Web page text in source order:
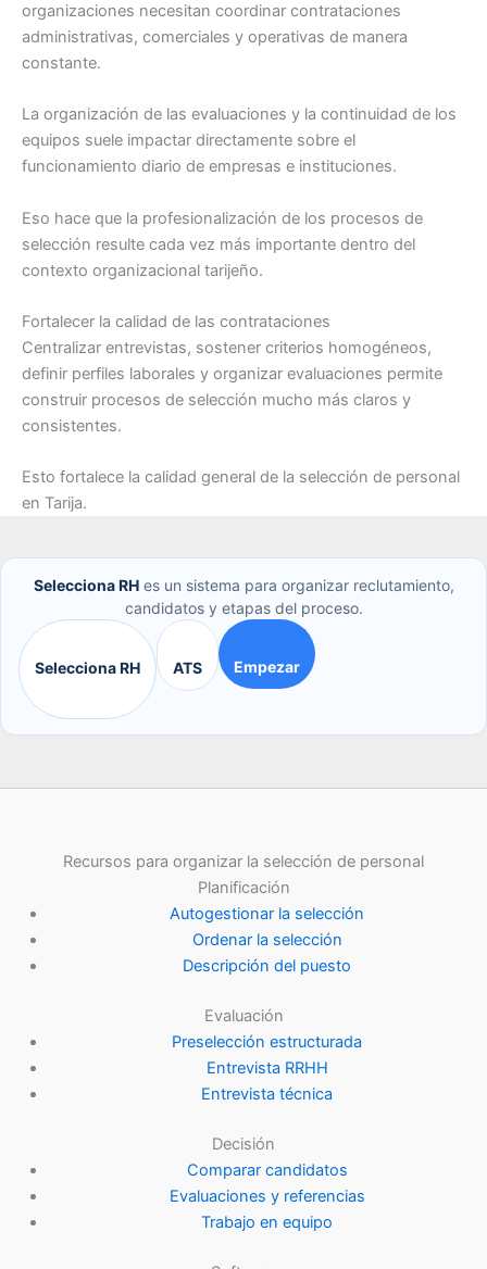
organizaciones necesitan coordinar contrataciones
administrativas, comerciales y operativas de manera
constante.
La organización de las evaluaciones y la continuidad de los
equipos suele impactar directamente sobre el
funcionamiento diario de empresas e instituciones.
Eso hace que la profesionalización de los procesos de
selección resulte cada vez más importante dentro del
contexto organizacional tarijeño.
Fortalecer la calidad de las contrataciones
Centralizar entrevistas, sostener criterios homogéneos,
definir perfiles laborales y organizar evaluaciones permite
construir procesos de selección mucho más claros y
consistentes.
Esto fortalece la calidad general de la selección de personal
en Tarija.
Selecciona RHes un sistema para organizar reclutamiento,
candidatos y etapas del proceso.
Selecciona RH ATS Empezar
Recursos para organizar la selección de personal
Planificación
Autogestionar la selección
Ordenar la selección
Descripción del puesto
Evaluación
Preselección estructurada
Entrevista RRHH
Entrevista técnica
Decisión
Comparar candidatos
Evaluaciones y referencias
Trabajo en equipo